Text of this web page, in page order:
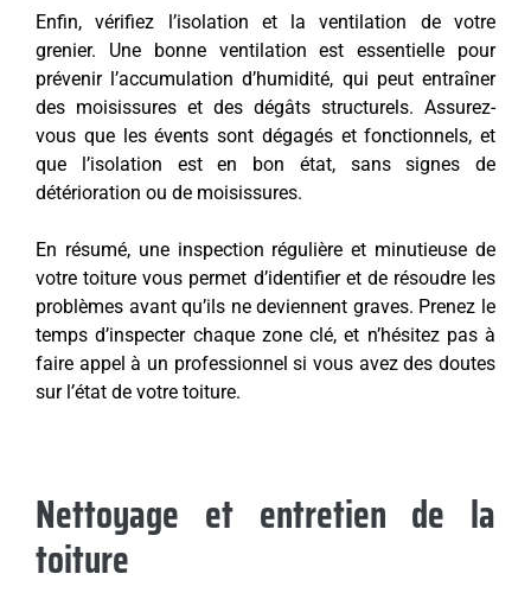
Enfin, vérifiez l’isolation et la ventilation de votre
grenier. Une bonne ventilation est essentielle pour
prévenir l’accumulation d’humidité, qui peut entraîner
des moisissures et des dégâts structurels. Assurez-
vous que les évents sont dégagés et fonctionnels, et
que l’isolation est en bon état, sans signes de
détérioration ou de moisissures.
En résumé, une inspection régulière et minutieuse de
votre toiture vous permet d’identifier et de résoudre les
problèmes avant qu’ils ne deviennent graves. Prenez le
temps d’inspecter chaque zone clé, et n’hésitez pas à
faire appel à un professionnel si vous avez des doutes
sur l’état de votre toiture.
Nettoyage et entretien de la
toiture